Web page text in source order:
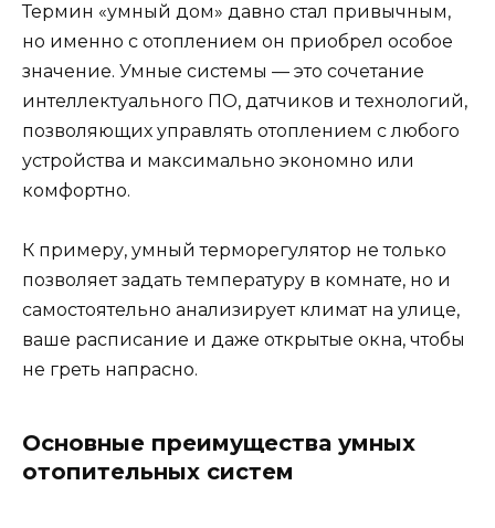
Термин «умный дом» давно стал привычным,
но именно с отоплением он приобрел особое
значение. Умные системы — это сочетание
интеллектуального ПО, датчиков и технологий,
позволяющих управлять отоплением с любого
устройства и максимально экономно или
комфортно.
К примеру, умный терморегулятор не только
позволяет задать температуру в комнате, но и
самостоятельно анализирует климат на улице,
ваше расписание и даже открытые окна, чтобы
не греть напрасно.
Основные преимущества умных
отопительных систем